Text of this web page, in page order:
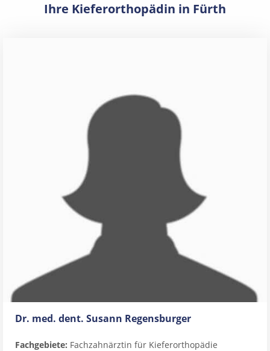
Ihre Kieferorthopädin in Fürth
Dr. med. dent. Susann Regensburger
Fachgebiete: Fachzahnärztin für Kieferorthopädie